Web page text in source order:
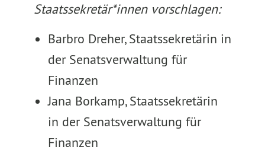
Staatssekretär*innen vorschlagen:
Barbro Dreher, Staatssekretärin in
der Senatsverwaltung für
Finanzen
Jana Borkamp, Staatssekretärin
in der Senatsverwaltung für
Finanzen